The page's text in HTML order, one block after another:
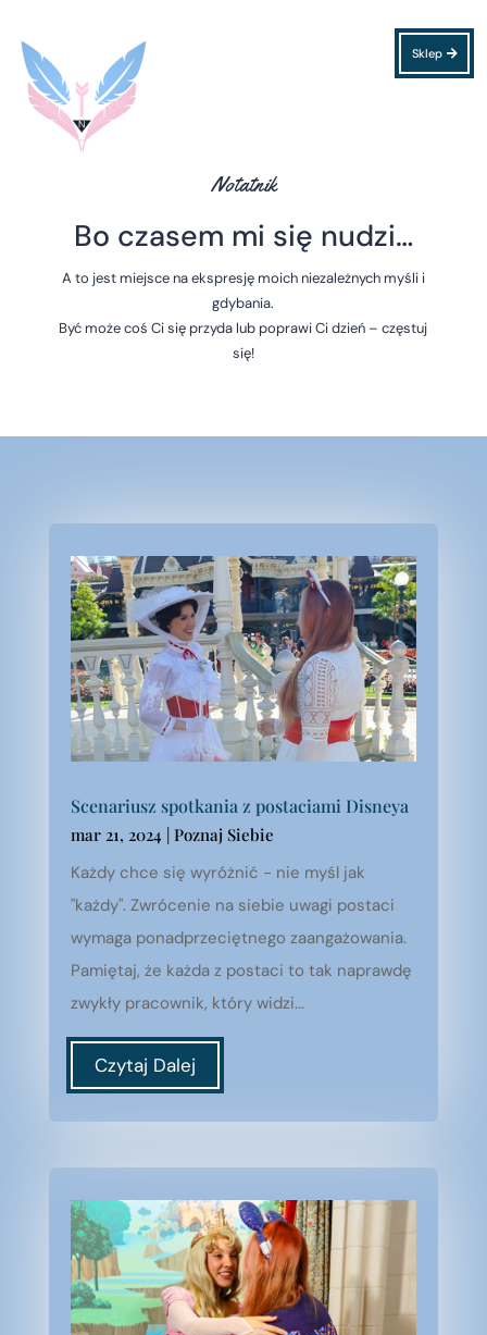
Sklep
Notatnik
Bo czasem mi się nudzi…
A to jest miejsce na ekspresję moich niezależnych myśli i
gdybania.
Być może coś Ci się przyda lub poprawi Ci dzień – częstuj
się!
Scenariusz spotkania z postaciami Disneya
mar 21, 2024 Poznaj Siebie
Każdy chce się wyróżnić - nie myśl jak
"każdy". Zwrócenie na siebie uwagi postaci
wymaga ponadprzeciętnego zaangażowania.
Pamiętaj, że każda z postaci to tak naprawdę
zwykły pracownik, który widzi...
Czytaj Dalej